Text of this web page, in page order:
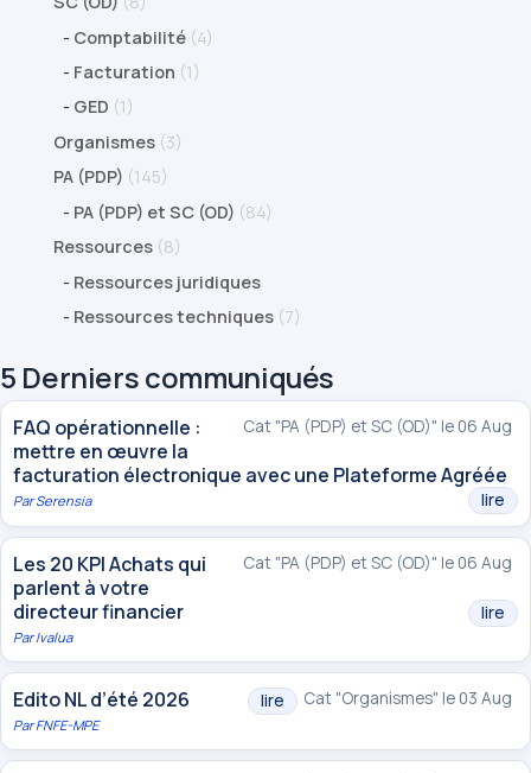
- Comptabilité (4)
- Facturation (1)
- GED (1)
Organismes (3)
PA (PDP) (145)
- PA (PDP) et SC (OD) (84)
Ressources (8)
- Ressources juridiques
- Ressources techniques (7)
5 Derniers communiqués
Cat "PA (PDP) et SC (OD)" le 06 Aug
FAQ opérationnelle :
mettre en œuvre la
facturation électronique avec une Plateforme Agréée
lire
ParSerensia
Cat "PA (PDP) et SC (OD)" le 06 Aug
Les 20 KPI Achats qui
parlent à votre
directeur financier
lire
ParIvalua
Cat "Organismes" le 03 Aug
Edito NL d’été 2026 lire
ParFNFE-MPE